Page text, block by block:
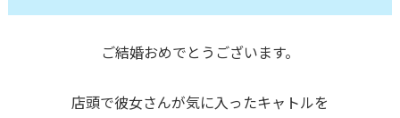
ご結婚おめでとうございます。
店頭で彼女さんが気に入ったキャトルを